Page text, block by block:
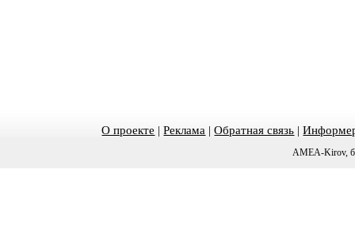
О проекте |Реклама |Обратная связь |
AMEA-Kirov,